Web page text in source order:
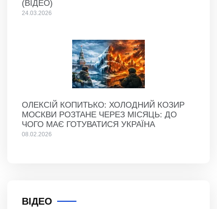
(ВІДЕО)
24.03.2026
ОЛЕКСІЙ КОПИТЬКО: ХОЛОДНИЙ КОЗИР
МОСКВИ РОЗТАНЕ ЧЕРЕЗ МІСЯЦЬ: ДО
ЧОГО МАЄ ГОТУВАТИСЯ УКРАЇНА
08.02.2026
ВІДЕО